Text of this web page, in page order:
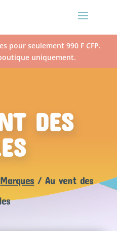
pour seulement 990 F CFP.
uniquement.
DES
Marques / Au vent des